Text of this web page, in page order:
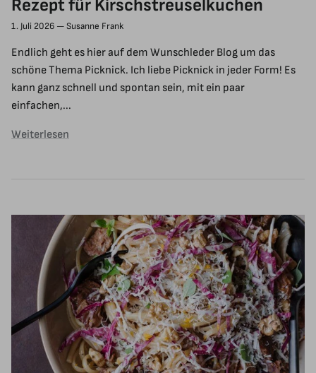
Rezept für Kirschstreuselkuchen
1. Juli 2026 —Susanne Frank
Endlich geht es hier auf dem Wunschleder Blog um das
schöne Thema Picknick. Ich liebe Picknick in jeder Form! Es
kann ganz schnell und spontan sein, mit ein paar
einfachen,...
Weiterlesen